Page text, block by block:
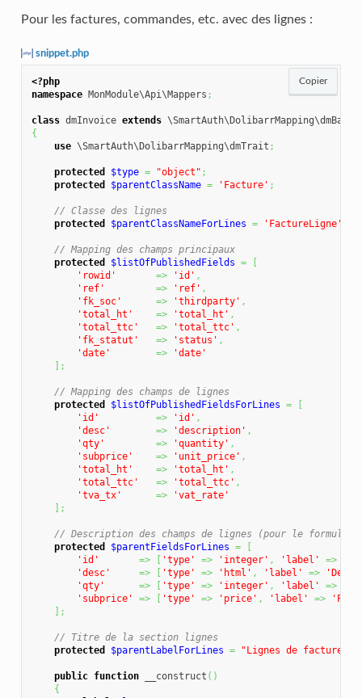
Pour les factures, commandes, etc. avec des lignes :
snippet.php
<?php
namespace MonModule\Api\Mappers ;
class dmInvoice extends
{
use \SmartAuth\DolibarrMapping\dmTrait ;
protected $type = "object" ;
protected
$parentClassName = 'Facture' ;
// Classe des lignes
protected
$parentClassNameForLines = 'FactureLigne'
// Mapping des champs principaux
protected
$listOfPublishedFields =
[
'rowid'
=> 'id' ,
'ref'
=> 'ref' ,
'fk_soc'
=> 'thirdparty' ,
'total_ht'
=> 'total_ht' ,
'total_ttc'
=> 'total_ttc' ,
'fk_statut'
=> 'status' ,
'date'
=>
'date'
] ;
// Mapping des champs de lignes
protected
$listOfPublishedFieldsForLines =
[
'id'
=> 'id' ,
'desc'
=> 'description' ,
'qty'
=> 'quantity' ,
'subprice'
=> 'unit_price' ,
'total_ht'
=> 'total_ht' ,
'total_ttc'
=> 'total_ttc' ,
'tva_tx'
=>
'vat_rate'
] ;
// Description des champs de lignes (pour le
protected
$parentFieldsForLines =
[
'id'
=> [ 'type' => 'integer' , 'label' =>
'desc'
=> [ 'type' => 'html' , 'label' =>
'qty'
=> [ 'type' => 'integer' , 'label' =>
'subprice'
=> [ 'type' => 'price' , 'label' =>
] ;
// Titre de la section lignes
protected
$parentLabelForLines = "Lignes de facture"
public function __construct ( )
{
Copier